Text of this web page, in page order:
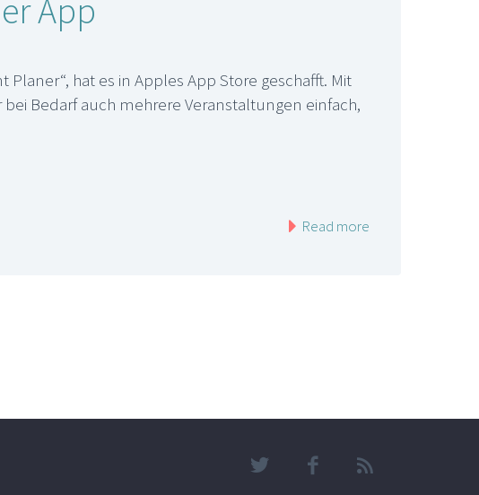
App
Planer“, hat es in Apples App Store geschafft. Mit
Bedarf auch mehrere Veranstaltungen einfach,
Read more